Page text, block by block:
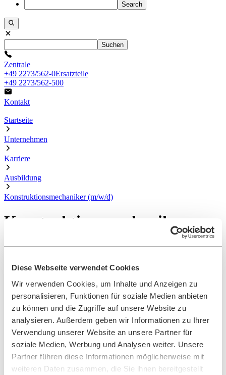
Diese Webseite verwendet Cookies
Wir verwenden Cookies, um Inhalte und Anzeigen zu
personalisieren, Funktionen für soziale Medien anbieten
zu können und die Zugriffe auf unsere Website zu
analysieren. Außerdem geben wir Informationen zu Ihrer
Verwendung unserer Website an unsere Partner für
soziale Medien, Werbung und Analysen weiter. Unsere
Partner führen diese Informationen möglicherweise mit
weiteren Daten zusammen, die Sie ihnen bereitgestellt
Search
Suchen
Zentrale
+49 2273/562-0Ersatzteile
+49 2273/562-500
Kontakt
Startseite
Unternehmen
Karriere
Ausbildung
Konstruktionsmechaniker (m/w/d)
Konstruktionsmechaniker
In der Konstruktionsmechanik fertigst Du unsere Filtergehäuse nach
zusammen.
JETZT BEWERBEN
Unsere Vorteile für Dich
Hohe Übernahmechancen